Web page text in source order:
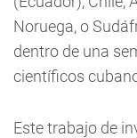
Noruega, o
dentro de una
científicos
Este trabajo de